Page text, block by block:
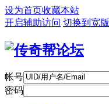
设为首页收藏本站
开启辅助访问 切换到宽版
帐号
密码